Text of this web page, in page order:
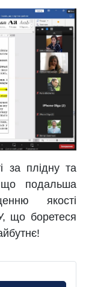
за плідну та
що подальша
якості
що боретеся